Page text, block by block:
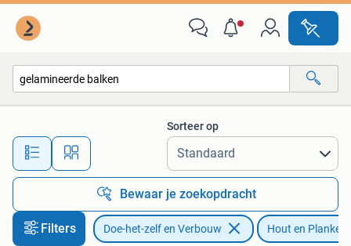
Alle afstanden…
Sorteer op
Bewaar je zoekopdracht
Filters Doe-het-zelf en Verbouw Hout en Planken